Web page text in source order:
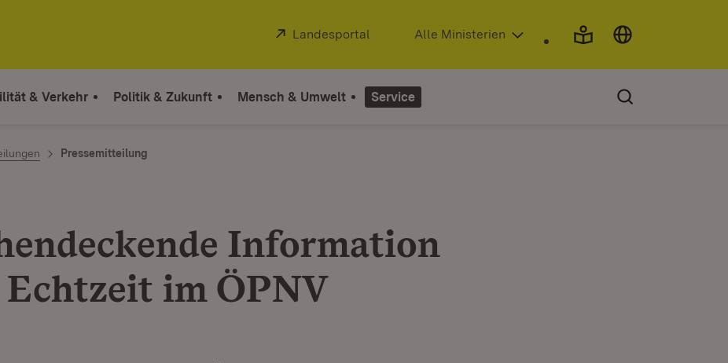
Extern:
Landesportal (Öffnet in neuem Fenster)
Alle Ministerien
& Verkehr Politik & Zukunft Mensch & Umwelt Service
Pressemitteilung
Information
im ÖPNV